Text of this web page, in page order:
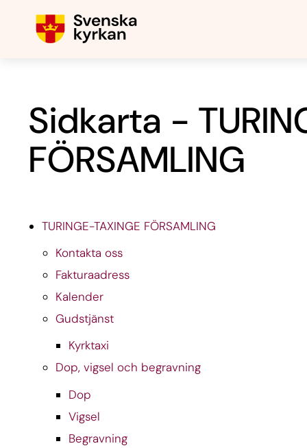
Sidkarta -
FÖRSAMLING
TURINGE-TAXINGE FÖRSAMLING
Kontakta oss
Fakturaadress
Kalender
Gudstjänst
Kyrktaxi
Dop, vigsel och begravning
Dop
Vigsel
Begravning